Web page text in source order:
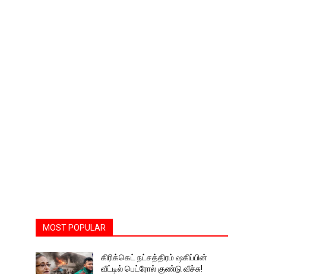
MOST POPULAR
கிரிக்கெட் நட்சத்திரம் ஷகிப்பின்
வீட்டில் பெட்ரோல் குண்டு வீச்சு!